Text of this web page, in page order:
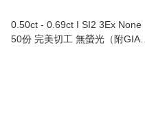
0.50ct - 0.69ct I SI2 3Ex None
50份 完美切工 無螢光（附GIA證